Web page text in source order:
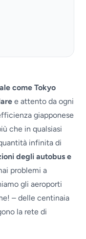
come Tokyo
e attento da ogni
giapponese
che in qualsiasi
infinita di
degli autobus e
problemi a
gli aeroporti
– delle centinaia
la rete di